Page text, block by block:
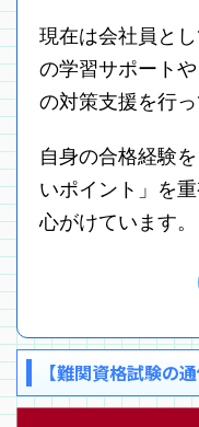
現在は会社員と
の学習サポート
の対策支援を行っ
自身の合格経験
いポイント」を
心がけています。
【難関資格試験の